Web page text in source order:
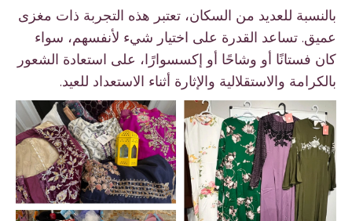
بالنسبة للعديد من السكان، تعتبر هذه التجربة ذات مغزى
عميق. تساعد القدرة على اختيار شيء لأنفسهم، سواء
كان فستانًا أو وشاحًا أو إكسسوارًا، على استعادة الشعور
بالكرامة والاستقلالية والإثارة أثناء الاستعداد للعيد.